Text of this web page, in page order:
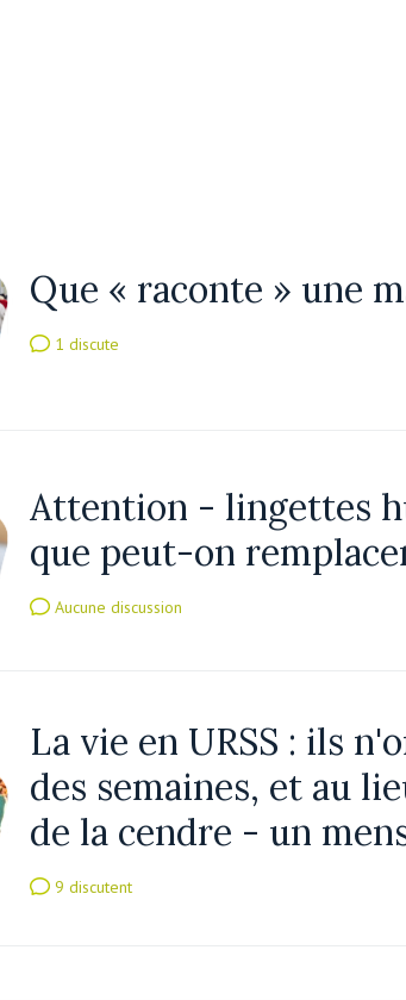
Que « raconte » une
1 discute
Attention - lingettes
que peut-on
Aucune discussion
La vie en URSS : ils
des semaines, et au
de la cendre - un
9 discutent